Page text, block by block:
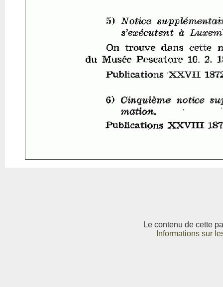
Le contenu de cette
Informations sur